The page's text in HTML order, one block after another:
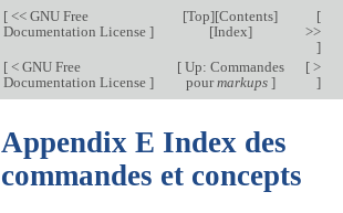
[<< GNU Free
Documentation License ]
[Top][Contents]
[Index]
[
>>
]
[< GNU Free
Documentation License ]
[Up: Commandes
pourmarkups ]
[ >
]
Appendix E Index des
commandes et concepts